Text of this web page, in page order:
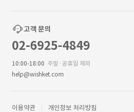
고객 문의
02-6925-4849
10:00-18:00 주말·공휴일 제외
help@wishket.com
이용약관 개인정보 처리방침